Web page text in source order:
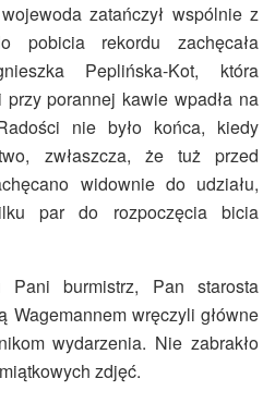
zatańczył wspólnie z
pobicia rekordu zachęcała
Peplińska-Kot, która
porannej kawie wpadła na
nie było końca, kiedy
zwłaszcza, że tuż przed
widownie do udziału,
par do rozpoczęcia bicia
Pani burmistrz, Pan starosta
wręczyli główne
wydarzenia. Nie zabrakło
zdjęć.